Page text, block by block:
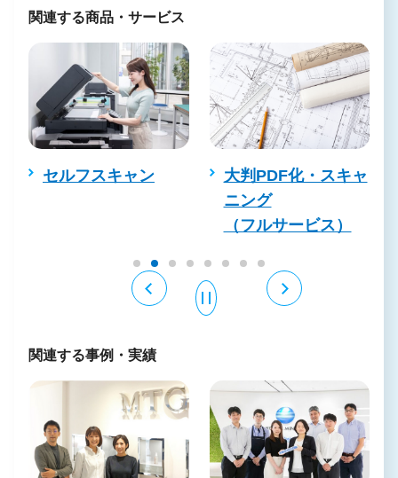
関連する商品・サービス
セルフスキャン
大判PDF化・スキャ
ニング
（フルサービス）
関連する事例・実績